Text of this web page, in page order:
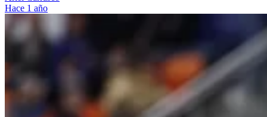
Hace 1 año